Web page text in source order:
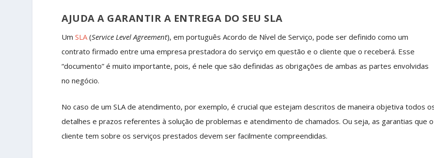
AJUDA A GARANTIR A ENTREGA DO SEU SLA
UmSLA (Service Level Agreement), em português Acordo de Nível de Serviço, pode ser definido como um
contrato firmado entre uma empresa prestadora do serviço em questão e o cliente que o receberá. Esse
“documento” é muito importante, pois, é nele que são definidas as obrigações de ambas as partes envolvidas
no negócio.
No caso de um SLA de atendimento, por exemplo, é crucial que estejam descritos de maneira objetiva todos
detalhes e prazos referentes à solução de problemas e atendimento de chamados. Ou seja, as garantias que o
cliente tem sobre os serviços prestados devem ser facilmente compreendidas.